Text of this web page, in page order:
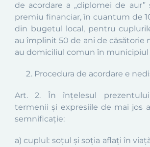
de acordare a „diplomei de
premiu financiar, în cuantum de
din bugetul local, pentru
au împlinit 50 de ani de căsătorie
au domiciliul comun în municipiul
Procedura de acordare e
Art. 2. În înțelesul
termenii și expresiile de mai jos
semnificație:
a) cuplul: soțul și soția aflați în